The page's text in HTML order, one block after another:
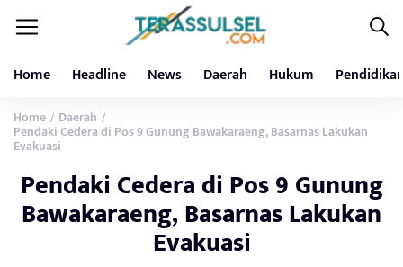
Home Headline News Daerah Hukum
Home / Daerah /
Pendaki Cedera di Pos 9 Gunung Bawakaraeng, Basarnas Lakukan
Evakuasi
Pendaki Cedera di Pos 9 Gunung
Bawakaraeng, Basarnas Lakukan
Evakuasi